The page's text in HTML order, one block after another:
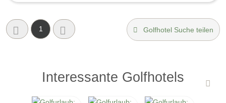
1 Golfhotel Suche teilen
Interessante Golfhotels